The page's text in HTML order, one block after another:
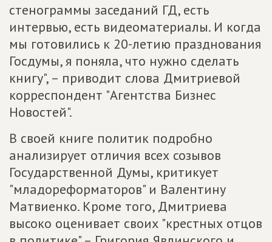
стенограммы заседаний ГД, есть
интервью, есть видеоматериалы. И когда
мы готовились к 20-летию празднования
Госдумы, я поняла, что нужно сделать
книгу", – приводит слова Дмитриевой
корреспондент "Агентства Бизнес
Новостей".
В своей книге политик подробно
анализирует отличия всех созывов
Государственной Думы, критикует
"младореформаторов" и Валентину
Матвиенко. Кроме того, Дмитриева
высоко оценивает своих "крестных отцов